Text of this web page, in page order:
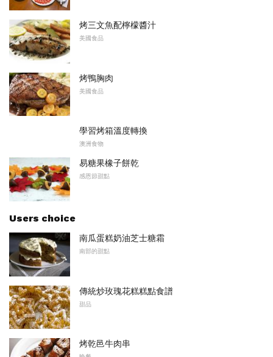
烤三文魚配檸檬醬汁
美國食品
烤鴨胸肉
美國食品
學習烤箱溫度轉換
澳洲食物
易糖果橡子餅乾
感恩節甜點
Users choice
南瓜蛋糕奶油芝士糖霜
南部的甜點
傳統炒玫瑰花糕糕點食譜
甜品
烤乾邑牛肉串